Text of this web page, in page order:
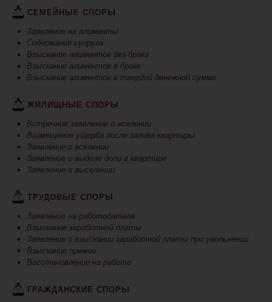
СЕМЕЙНЫЕ СПОРЫ
Заявление на алименты
Содержание супруга
Взыскание алиментов без брака
Взыскание алиментов в браке
Взыскание алиментов в твердой денежной сумме
ЖИЛИЩНЫЕ СПОРЫ
Встречное заявление о вселении
Возмещение ущерба после залива квартиры
Заявление о вселении
Заявление о выделе доли в квартире
Заявление о выселении
ТРУДОВЫЕ СПОРЫ
Заявление на работодателя
Взыскание заработной платы
Заявление о взыскании заработной платы при увольнении
Взыскание премии
Восстановление на работе
ГРАЖДАНСКИЕ СПОРЫ